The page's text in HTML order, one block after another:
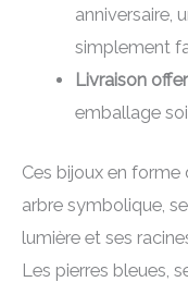
anniversaire,
simplement
Livraison
emballage
Ces bijoux en
arbre symbolique,
lumière et ses
Les pierres bleues,